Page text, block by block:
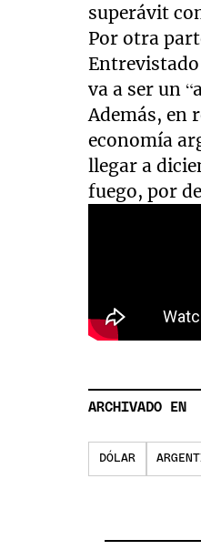
superávit
Por otra
va a ser un
Además, en
economía
llegar a
fuego, por
ARCHIVADO EN
DÓLAR